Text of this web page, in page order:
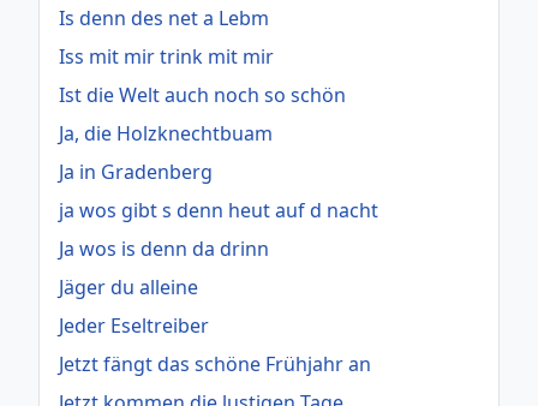
Is denn des net a Lebm
Iss mit mir trink mit mir
Ist die Welt auch noch so schön
Ja, die Holzknechtbuam
Ja in Gradenberg
ja wos gibt s denn heut auf d nacht
Ja wos is denn da drinn
Jäger du alleine
Jeder Eseltreiber
Jetzt fängt das schöne Frühjahr an